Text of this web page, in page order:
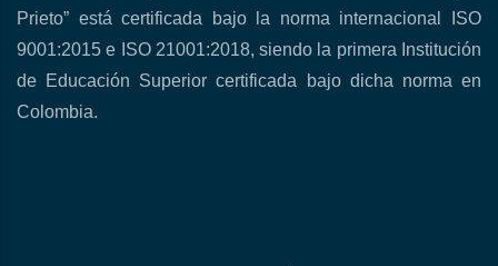
Prieto” está certificada bajo la norma internacional ISO
9001:2015 e ISO 21001:2018, siendo la primera Institución
de Educación Superior certificada bajo dicha norma en
Colombia.